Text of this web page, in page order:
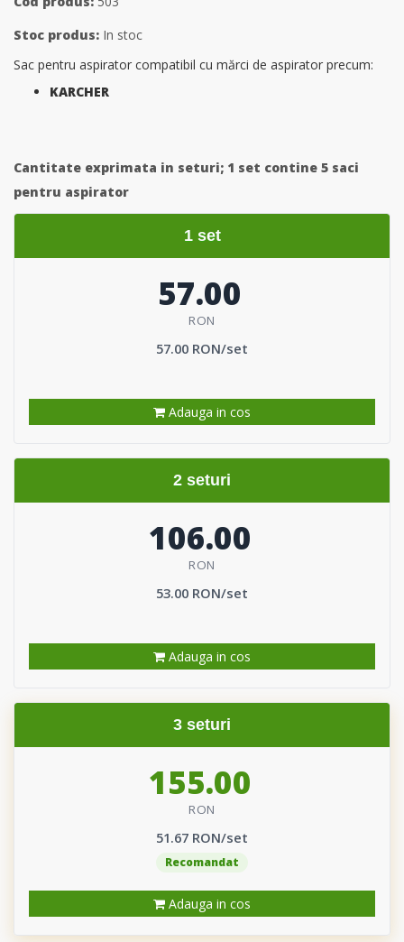
Stoc produs: In stoc
Sac pentru aspirator compatibil cu mărci de aspirator precum:
KARCHER
Cantitate exprimata in seturi; 1 set contine 5 saci
pentru aspirator
1 set
57.00
RON
57.00 RON/set
Adauga in cos
2 seturi
106.00
RON
53.00 RON/set
Adauga in cos
3 seturi
155.00
RON
51.67 RON/set
Recomandat
Adauga in cos